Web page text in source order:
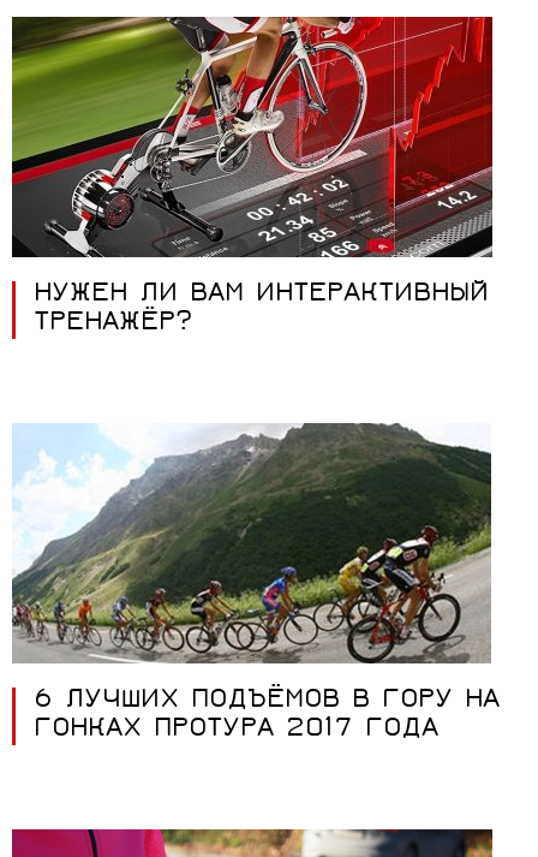
НУЖЕН ЛИ ВАМ ИНТЕРАКТИВНЫЙ
ТРЕНАЖЁР?
6 ЛУЧШИХ ПОДЪЁМОВ В ГОРУ НА
ГОНКАХ ПРОТУРА 2017 ГОДА